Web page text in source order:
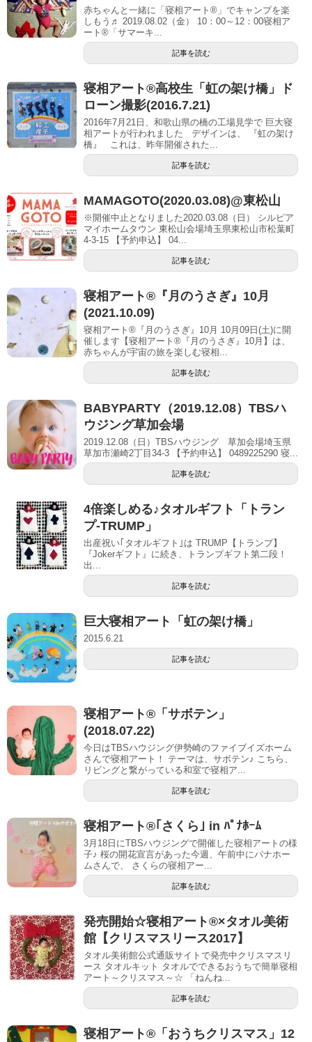
赤ちゃんと一緒に「寝相アート®」でキャンプを楽
しもう♬ 2019.08.02（金） 10：00～12：00寝相ア
ート®「サマーキ...
記事を読む
寝相アート®高校生「虹の架け橋」ド
ローン撮影(2016.7.21)
2016年7月21日、和歌山県の橋の工場見学で 巨大寝
相アートが行われました デザインは、 『虹の架け
橋』 これは、昨年開催された...
記事を読む
MAMAGOTO(2020.03.08)@東松山
※開催中止となりました2020.03.08（日） シルピア
マイホームタウン 東松山会場埼玉県東松山市松葉町
4-3-15 【予約申込】 04...
記事を読む
寝相アート®︎『月のうさぎ』10月
(2021.10.09)
寝相アート®『月のうさぎ』10月 10月09日(土)に開
催します【寝相アート®︎『月のうさぎ』10月】は、
赤ちゃんが宇宙の旅を楽しむ寝相...
記事を読む
BABYPARTY（2019.12.08）TBSハ
ウジング草加会場
2019.12.08（日）TBSハウジング 草加会場埼玉県
草加市瀬崎2丁目34-3 【予約申込】 0489225290 寝...
記事を読む
4倍楽しめる♪タオルギフト「トラン
プ-TRUMP」
出産祝い｢タオルギフト｣は TRUMP【トランプ】
『Jokerギフト』に続き、トランプギフト第二段！
出...
記事を読む
巨大寝相アート「虹の架け橋」
2015.6.21
記事を読む
寝相アート®︎「サボテン」
(2018.07.22)
今日はTBSハウジング伊勢崎のファイブイズホーム
さんで寝相アート！ テーマは、サボテン♪ こちら、
リビングと繋がっている和室で寝相ア...
記事を読む
寝相アート®｢さくら｣ in ﾊﾟﾅﾎｰﾑ
3月18日にTBSハウジングで開催した寝相アートの様
子♪ 桜の開花宣言があった今週、午前中にパナホー
ムさんで、 さくらの寝相アー...
記事を読む
発売開始☆寝相アート®︎×タオル美術
館【クリスマスリース2017】
タオル美術館公式通販サイトで発売中クリスマスリ
ース タオルキット タオルでできるおうちで簡単寝相
アート～クリスマス～☆ 「ねんね...
記事を読む
寝相アート®「おうちクリスマス」12